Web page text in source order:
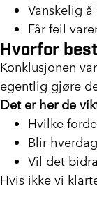
Vanskelig å
Får feil
Hvorfor
Konklusjonen
egentlig gjøre
Det er her de
Hvilke
Blir
Vil det
Hvis ikke vi